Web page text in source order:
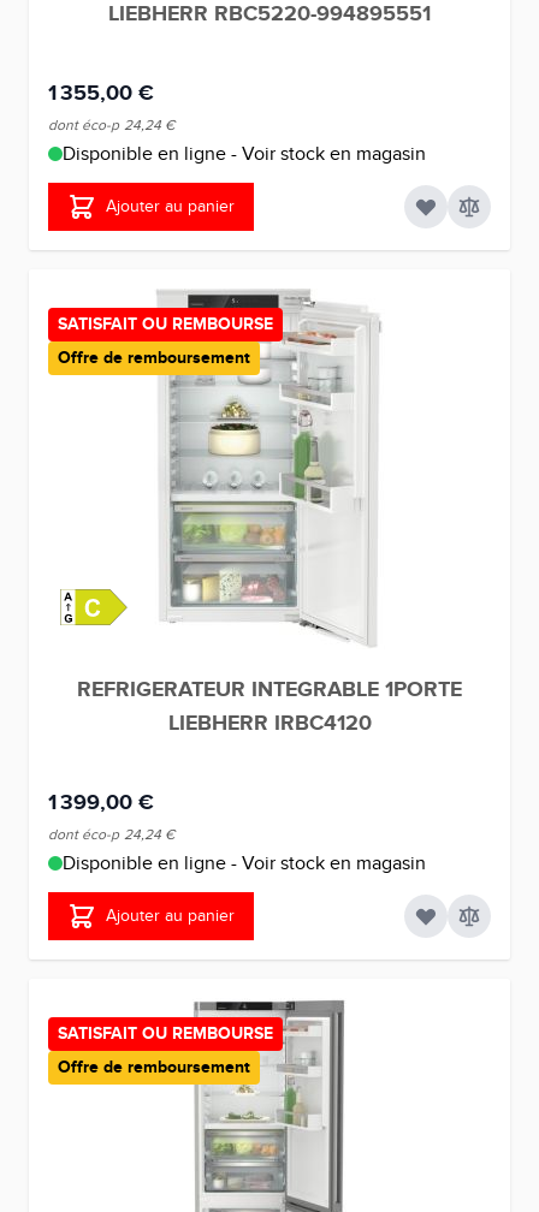
LIEBHERR RBC5220-994895551
1 355,00 €
dont éco-p 24,24 €
Disponible en ligne - Voir stock en magasin
Ajouter au panier
SATISFAIT OU REMBOURSE
Offre de remboursement
REFRIGERATEUR INTEGRABLE 1PORTE
LIEBHERR IRBC4120
1 399,00 €
dont éco-p 24,24 €
Disponible en ligne - Voir stock en magasin
Ajouter au panier
SATISFAIT OU REMBOURSE
Offre de remboursement